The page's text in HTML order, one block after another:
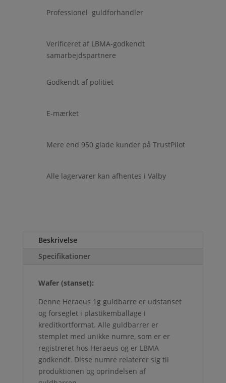
Professionel guldforhandler
Verificeret af LBMA-godkendt
samarbejdspartnere
Godkendt af politiet
E-mærket
Mere end 950 glade kunder på TrustPilot
Alle lagervarer kan afhentes i Valby
Beskrivelse
Specifikationer
Wafer (stanset):
Denne Heraeus 1g guldbarre er udstanset
og forseglet i plastikemballage i
kreditkortformat. Alle guldbarrer er
stemplet med unikke numre, som er er
registreret hos Heraeus og er LBMA
godkendt. Disse numre relaterer sig til
produktionen og oprindelsen af